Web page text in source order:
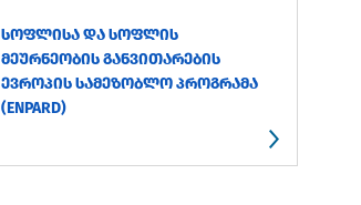
ᲡᲝᲤᲚᲘᲡᲐ ᲓᲐ ᲡᲝᲤᲚᲘᲡ
ᲛᲔᲣᲠᲜᲔᲝᲑᲘᲡ ᲒᲐᲜᲕᲘᲗᲐᲠᲔᲑᲘᲡ
ᲔᲕᲠᲝᲞᲘᲡ ᲡᲐᲛᲔᲖᲝᲑᲚᲝ ᲞᲠᲝᲒᲠᲐᲛᲐ
(ENPARD)